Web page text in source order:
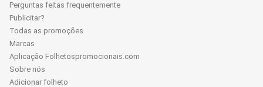
Perguntas feitas frequentemente
Publicitar?
Todas as promoções
Marcas
Aplicação Folhetospromocionais.com
Sobre nós
Adicionar folheto